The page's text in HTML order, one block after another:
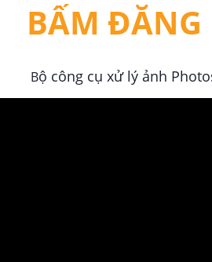
BẤM ĐĂNG
Bộ công cụ xử lý ảnh